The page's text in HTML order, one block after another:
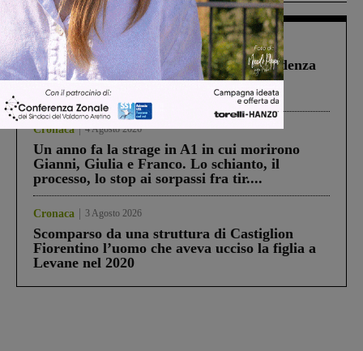
Figline Incisa Valdarno 1 Agosto 2026
Piscina di Figline finanziata oltre la scadenza
Pnrr, il gruppo di Fratelli d’Italia: “Un
ringraziamento al Governo”
Cronaca 4 Agosto 2026
Un anno fa la strage in A1 in cui morirono
Gianni, Giulia e Franco. Lo schianto, il
processo, lo stop ai sorpassi fra tir....
Cronaca 3 Agosto 2026
Scomparso da una struttura di Castiglion
Fiorentino l’uomo che aveva ucciso la figlia a
Levane nel 2020